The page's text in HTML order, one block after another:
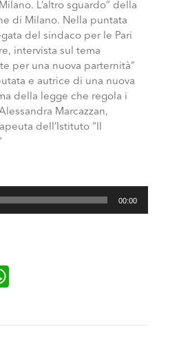
L’altro sguardo” della
di Milano. Nella puntata
del sindaco per le Pari
intervista sul tema
per una nuova parternità”
e autrice di una nuova
della legge che regola i
Marcazzan,
dell’Istituto “Il
00:00